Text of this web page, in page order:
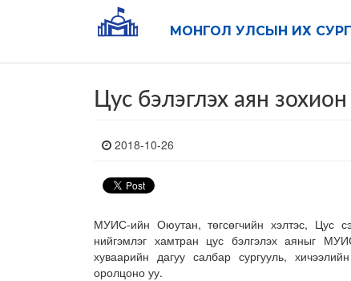
МОНГОЛ УЛСЫН ИХ
Цус бэлэглэх аян
2018-10-26
МУИС-ийн Оюутан, төгсөгчийн хэлтэс, Цус
нийгэмлэг хамтран цус бэлгэлэх аяныг
хуваарийн дагуу салбар сургууль,
оролцоно уу.